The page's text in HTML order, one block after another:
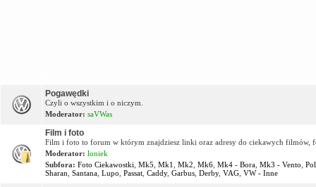
Pogawędki
Czyli o wszystkim i o niczym.
Moderator: saVWas
Film i foto
Film i foto to forum w którym znajdziesz linki oraz adresy do ciekawych filmów,
Moderator: loniek
Subfora: Foto Ciekawostki Mk5 Mk1 Mk2 Mk6 Mk4 - Bora Mk3 - Vento
Sharan Santana Lupo Passat Caddy, Garbus Derby, VAG VW - Inne